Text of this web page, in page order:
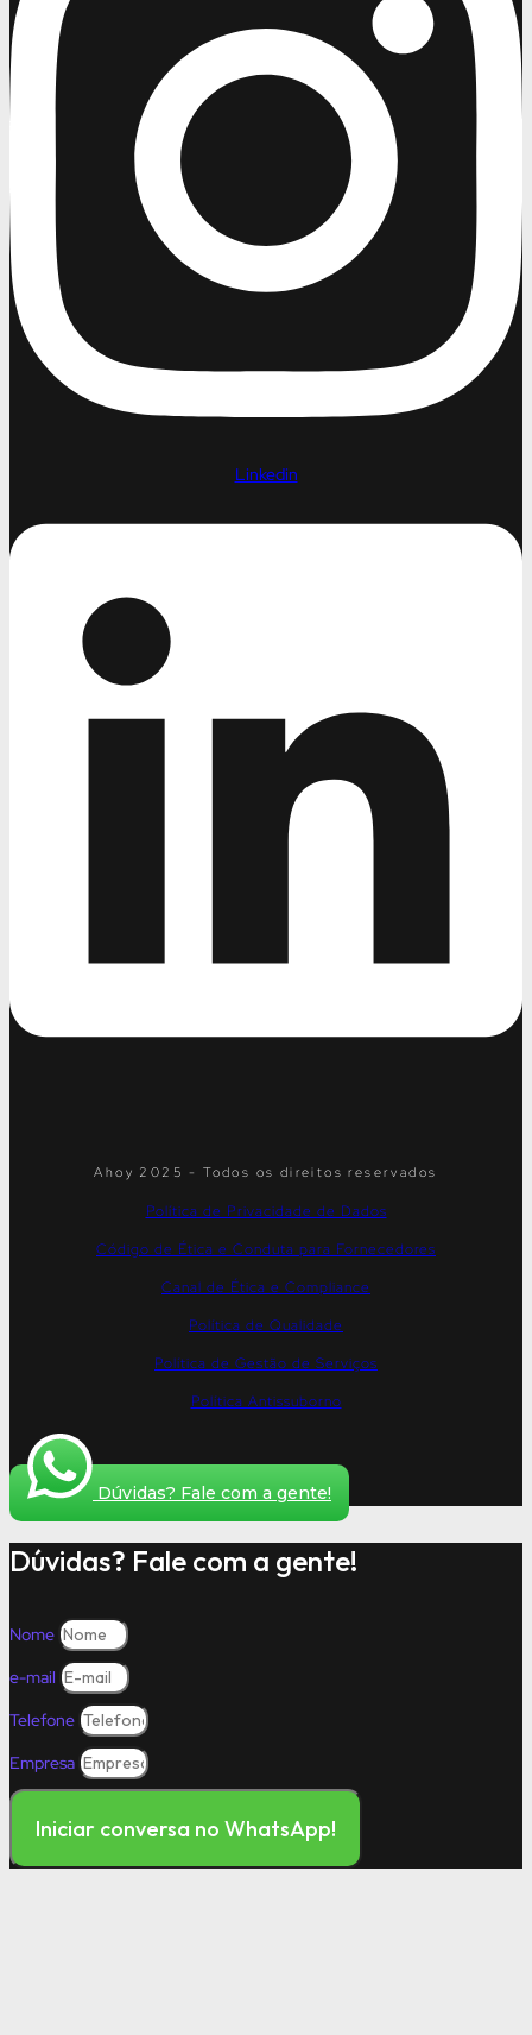
Linkedin
Ahoy 2025 - Todos os direitos reservados
Política de Privacidade de Dados
Código de Ética e Conduta para Fornecedores
Canal de Ética e Compliance
Política de Qualidade
Política de Gestão de Serviços
Política Antissuborno
Dúvidas? Fale com a gente!
Dúvidas? Fale com a gente!
Nome
e-mail
Telefone
Empresa
Iniciar conversa no WhatsApp!